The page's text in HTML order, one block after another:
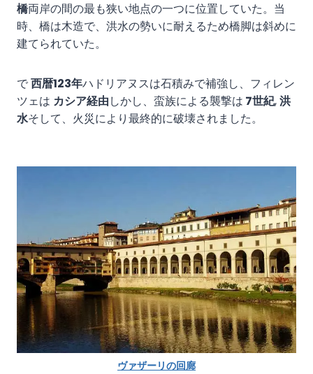
橋両岸の間の最も狭い地点の一つに位置していた。当
時、橋は木造で、洪水の勢いに耐えるため橋脚は斜めに
建てられていた。
で西暦123年ハドリアヌスは石積みで補強し、フィレン
ツェは カシア経由しかし、蛮族による襲撃は 7世紀,洪
水そして、火災により最終的に破壊されました。
ヴァザーリの回廊